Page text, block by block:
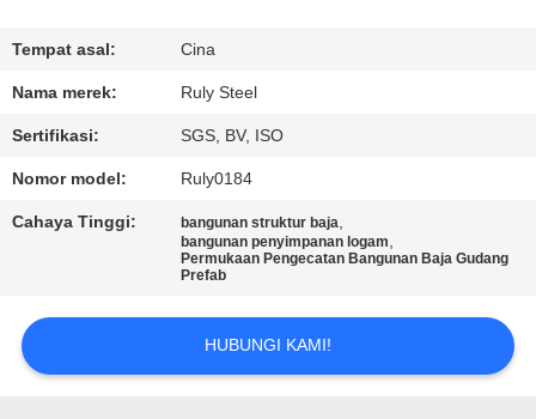
TUR
PABRIK
KONTROL
KAMI
Tempat asal: Cina
Nama merek: Ruly Steel
Sertifikasi: SGS, BV, ISO
Nomor model: Ruly0184
Cahaya Tinggi: bangunan struktur baja,
bangunan penyimpanan logam,
Permukaan Pengecatan Bangunan Baja Gudang
Prefab
HUBUNGI KAMI!